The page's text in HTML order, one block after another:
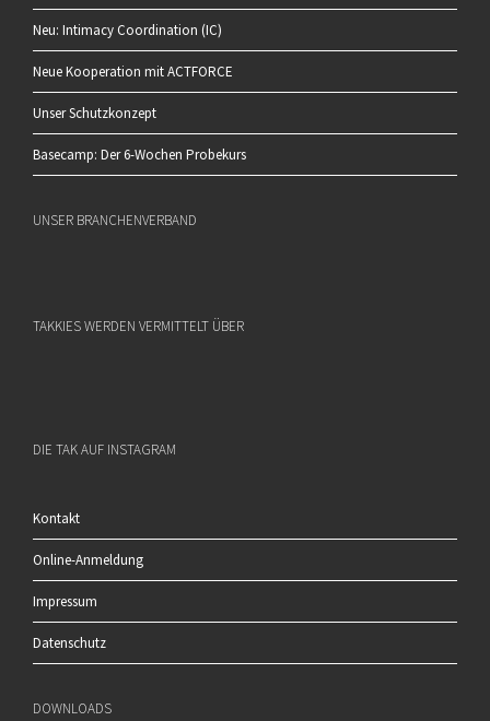
Neu: Intimacy Coordination (IC)
Neue Kooperation mit ACTFORCE
Unser Schutzkonzept
Basecamp: Der 6-Wochen Probekurs
UNSER BRANCHENVERBAND
TAKKIES WERDEN VERMITTELT ÜBER
DIE TAK AUF INSTAGRAM
Kontakt
Online-Anmeldung
Impressum
Datenschutz
DOWNLOADS